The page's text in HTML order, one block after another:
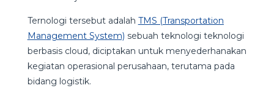
Ternologi tersebut adalah TMS (Transportation
Management System) sebuah teknologi teknologi
berbasis cloud, diciptakan untuk menyederhanakan
kegiatan operasional perusahaan, terutama pada
bidang logistik.